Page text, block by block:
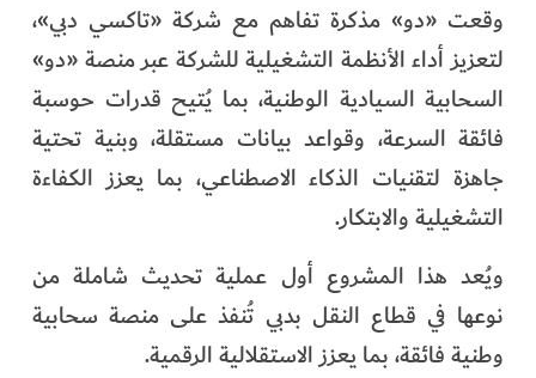
الفرجان
تكنولوجيا
من العالم
الأكثر قراءة
وقعت «دو» مذكرة تفاهم مع شركة «تاكسي دبي»،
لتعزيز أداء الأنظمة التشغيلية للشركة عبر منصة «دو»
السحابية السيادية الوطنية، بما يُتيح قدرات حوسبة
فائقة السرعة، وقواعد بيانات مستقلة، وبنية تحتية
جاهزة لتقنيات الذكاء الاصطناعي، بما يعزز الكفاءة
التشغيلية والابتكار.
ويُعد هذا المشروع أول عملية تحديث شاملة من
نوعها في قطاع النقل بدبي تُنفذ على منصة سحابية
وطنية فائقة، بما يعزز الاستقلالية الرقمية.